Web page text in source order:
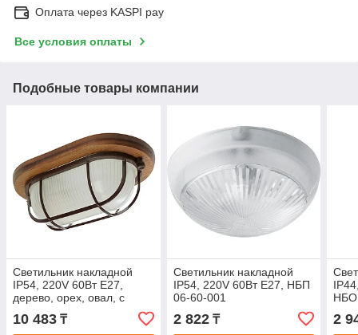
Оплата через KASPI pay
Все условия оплаты
Подобные товары компании
Светильник накладной
IP54, 220V 60Вт Е27,
дерево, орех, овал, с
решеткой, НБО 04-60-022
10 483 ₸
Светильник накладной
IP54, 220V 60Вт Е27, НБП
06-60-001
2 822₸
НБО
2